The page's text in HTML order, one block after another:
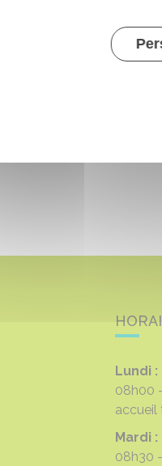
Lundi :
08h00
accueil
Mardi :
08h30